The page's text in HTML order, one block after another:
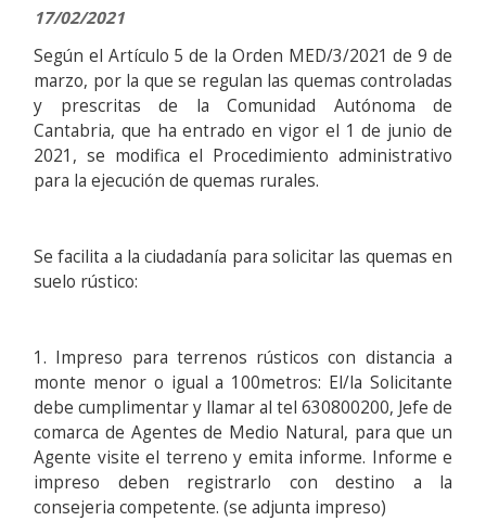
17/02/2021
Según el Artículo 5 de la Orden MED/3/2021 de 9 de
marzo, por la que se regulan las quemas controladas
y prescritas de la Comunidad Autónoma de
Cantabria, que ha entrado en vigor el 1 de junio de
2021, se modifica el Procedimiento administrativo
para la ejecución de quemas rurales.
Se facilita a la ciudadanía para solicitar las quemas en
suelo rústico:
1. Impreso para terrenos rústicos con distancia a
monte menor o igual a 100metros: El/la Solicitante
debe cumplimentar y llamar al tel 630800200, Jefe de
comarca de Agentes de Medio Natural, para que un
Agente visite el terreno y emita informe. Informe e
impreso deben registrarlo con destino a la
consejeria competente. (se adjunta impreso)